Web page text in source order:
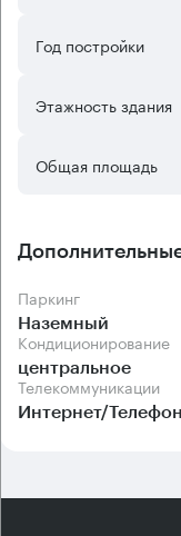
Год постройки
Этажность здания
Общая площадь
Паркинг
Наземный
Кондиционирование
центральное
Телекоммуникации
Интернет/